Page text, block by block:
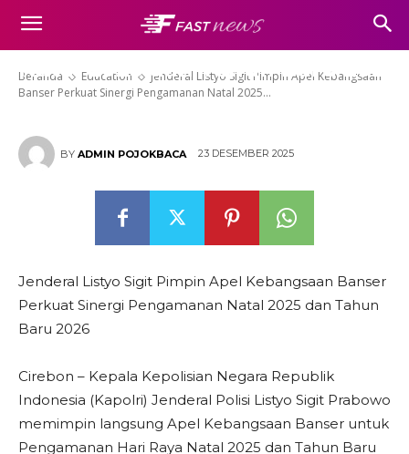
Beranda Education
Jenderal Listyo Sigit Pimpin Apel Kebangsaan
Banser Perkuat Sinergi Pengamanan Natal 2025...
Apel Kebangsaan Banser
Perkuat Sinergi Pengamanan
Natal 2025 dan Tahun Baru 2026
BY ADMIN POJOKBACA 23 DESEMBER 2025
Jenderal Listyo Sigit Pimpin Apel Kebangsaan Banser
Perkuat Sinergi Pengamanan Natal 2025 dan Tahun
Baru 2026
Cirebon – Kepala Kepolisian Negara Republik
Indonesia (Kapolri) Jenderal Polisi Listyo Sigit Prabowo
memimpin langsung Apel Kebangsaan Banser untuk
Pengamanan Hari Raya Natal 2025 dan Tahun Baru